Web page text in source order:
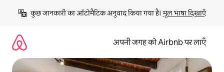
छोड़कर
कॉन्टेंट
कुछ जानकारी का ऑटोमैटिक अनुवाद किया गया है। मूल भाषा दिखाएँ
अपनी जगह को Airbnb पर लाएँ